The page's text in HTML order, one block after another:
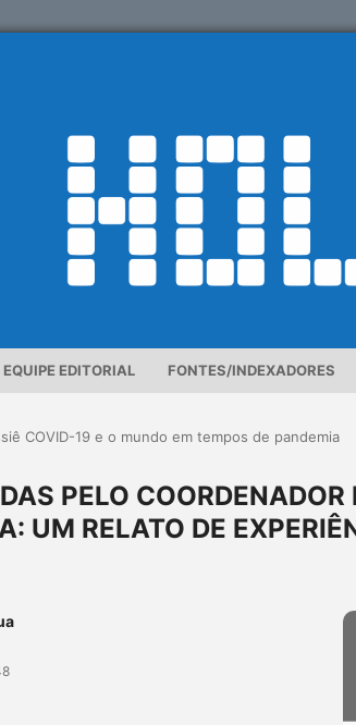
EQUIPE EDITORIAL FONTES/INDEXADORES
COVID-19 e o mundo em tempos de pandemia
PELO COORDENADOR
UM RELATO DE